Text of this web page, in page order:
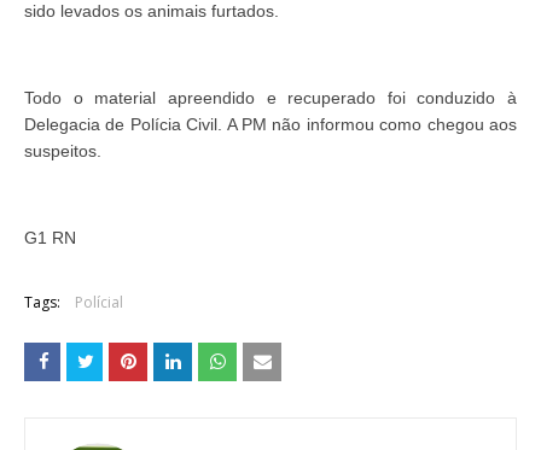
sido levados os animais furtados.
Todo o material apreendido e recuperado foi conduzido à
Delegacia de Polícia Civil. A PM não informou como chegou aos
suspeitos.
G1 RN
Tags: Polícial